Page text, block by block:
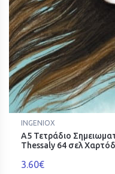
INGENIOX
A5 Τετράδιο
Thessaly 64 σελ
3.60€